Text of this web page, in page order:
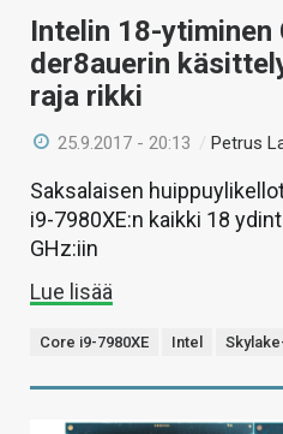
Intelin 18-ytiminen
der8auerin
raja rikki
25.9.2017 - 20:13 /Petrus
Saksalaisen
i9-7980XE:n kaikki 18
GHz:iin
Lue lisää
Core i9-7980XE Intel